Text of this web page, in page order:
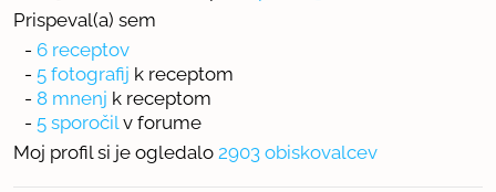
Prispeval(a) sem
- 6 receptov
- 5 fotografij k receptom
- 8 mnenj k receptom
- 5 sporočil v forume
Moj profil si je ogledalo 2903 obiskovalcev